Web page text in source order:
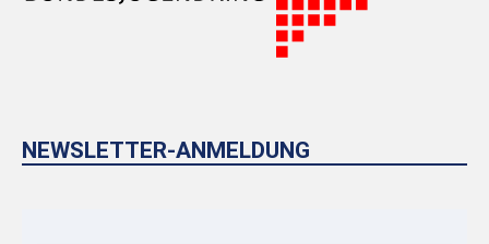
NEWSLETTER-ANMELDUNG